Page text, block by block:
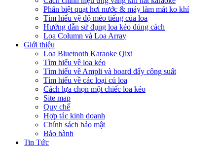
Phân biệt quạt hơi nước & máy làm mát ko khí
Tìm hiểu vệ độ méo tiếng của loa
Hướng dẫn sử dụng loa kéo đúng cách
Loa Column và Loa Array
Giới thiệu
Loa Bluetooth Karaoke Qixi
Tìm hiểu về loa kéo
Tìm hiểu về Ampli và board đẩy công suất
Tìm hiểu về các loại củ loa
Cách lựa chọn một chiếc loa kéo
Site map
Quy chế
Hợp tác kinh doanh
Chính sách bảo mật
Bảo hành
Tin Tức